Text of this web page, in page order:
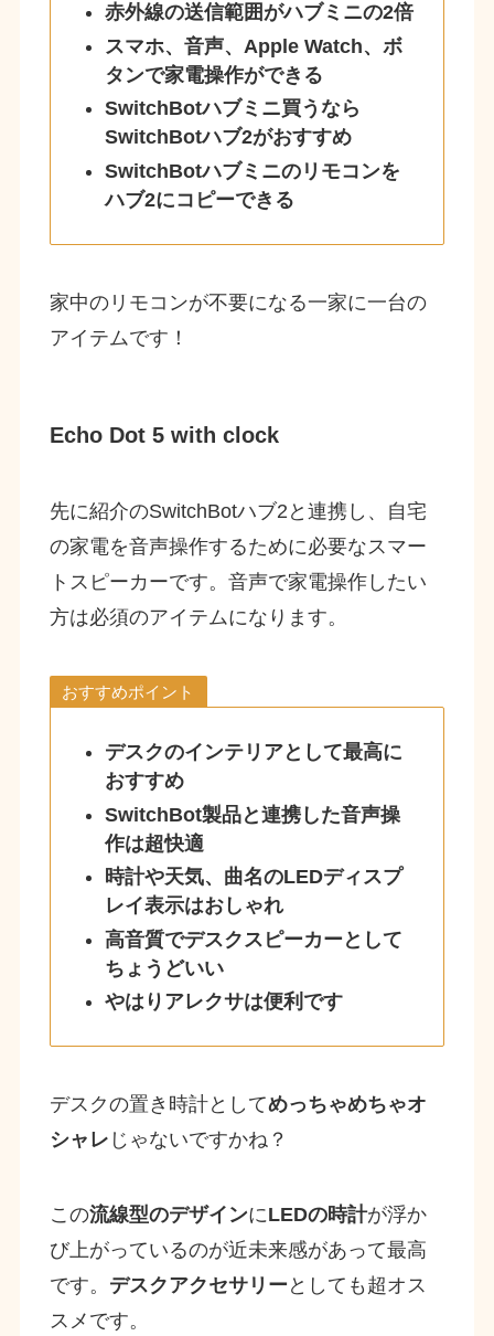
赤外線の送信範囲がハブミニの2倍
スマホ、音声、Apple Watch、ボ
タンで家電操作ができる
SwitchBotハブミニ買うなら
SwitchBotハブ2がおすすめ
SwitchBotハブミニのリモコンを
ハブ2にコピーできる
家中のリモコンが不要になる一家に一台の
アイテムです！
Echo Dot 5 with clock
先に紹介のSwitchBotハブ2と連携し、自宅
の家電を音声操作するために必要なスマー
トスピーカーです。音声で家電操作したい
方は必須のアイテムになります。
おすすめポイント
デスクのインテリアとして最高に
おすすめ
SwitchBot製品と連携した音声操
作は超快適
時計や天気、曲名のLEDディスプ
レイ表示はおしゃれ
高音質でデスクスピーカーとして
ちょうどいい
やはりアレクサは便利です
デスクの置き時計としてめっちゃめちゃオ
シャレ じゃないですかね？
この流線型のデザインにLEDの時計が浮か
び上がっているのが近未来感があって最高
です。 デスクアクセサリー としても超オス
スメです。